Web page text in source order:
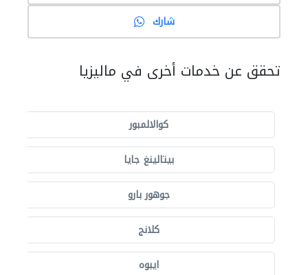
شارك
تحقق عن خدمات أخرى في ماليزيا
كوالالمبور
بيتالينغ جايا
جوهور بارو
كلانج
ايبوه